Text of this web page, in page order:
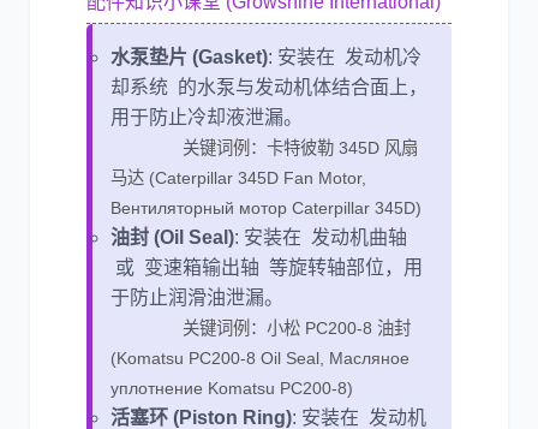
水泵垫片 (Gasket): 安装在 发动机冷
却系统 的水泵与发动机体结合面上，
用于防止冷却液泄漏。
关键词例：卡特彼勒 345D 风扇
马达 (Caterpillar 345D Fan Motor,
Вентиляторный мотор Caterpillar 345D)
油封 (Oil Seal): 安装在 发动机曲轴
或 变速箱输出轴 等旋转轴部位，用
于防止润滑油泄漏。
关键词例：小松 PC200-8 油封
(Komatsu PC200-8 Oil Seal, Масляное
уплотнение Komatsu PC200-8)
活塞环 (Piston Ring): 安装在 发动机